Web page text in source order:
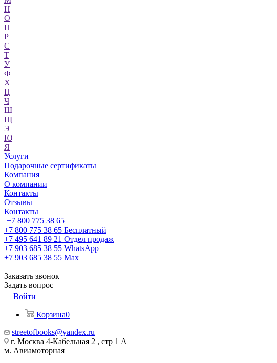
Н
О
П
Р
С
Т
У
Ф
Х
Ц
Ч
Ш
Щ
Э
Ю
Я
Услуги
Подарочные сертификаты
Компания
О компании
Контакты
Отзывы
Контакты
+7 800 775 38 65
+7 800 775 38 65 Бесплатный
+7 495 641 89 21 Отдел продаж
+7 903 685 38 55 WhatsApp
+7 903 685 38 55 Max
Заказать звонок
Задать вопрос
Войти
Корзина0
streetofbooks@yandex.ru
г. Москва 4-Кабельная 2 , стр 1 А
м. Авиамоторная